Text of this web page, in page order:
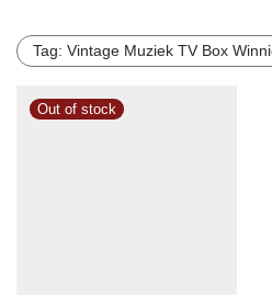
Tag: Vintage Muziek TV Box Winnie Wana